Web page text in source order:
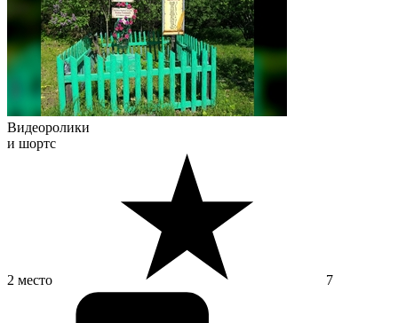
Видеоролики
и шортс
2 место 7